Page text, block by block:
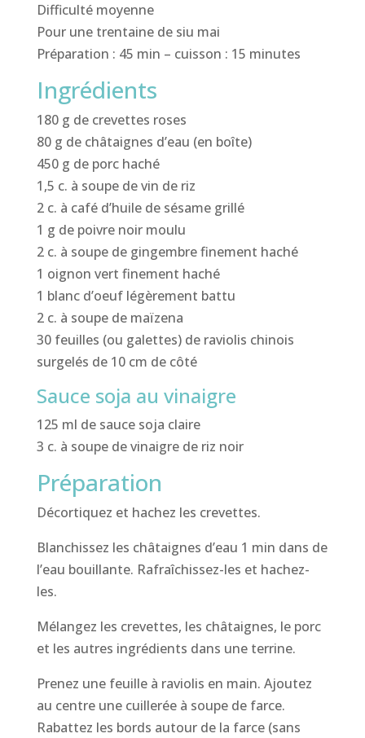
Difficulté moyenne
Pour une trentaine de siu mai
Préparation : 45 min – cuisson : 15 minutes
Ingrédients
180 g de crevettes roses
80 g de châtaignes d’eau (en boîte)
450 g de porc haché
1,5 c. à soupe de vin de riz
2 c. à café d’huile de sésame grillé
1 g de poivre noir moulu
2 c. à soupe de gingembre finement haché
1 oignon vert finement haché
1 blanc d’oeuf légèrement battu
2 c. à soupe de maïzena
30 feuilles (ou galettes) de raviolis chinois
surgelés de 10 cm de côté
Sauce soja au vinaigre
125 ml de sauce soja claire
3 c. à soupe de vinaigre de riz noir
Préparation
Décortiquez et hachez les crevettes.
Blanchissez les châtaignes d’eau 1 min dans de
l’eau bouillante. Rafraîchissez-les et hachez-
les.
Mélangez les crevettes, les châtaignes, le porc
et les autres ingrédients dans une terrine.
Prenez une feuille à raviolis en main. Ajoutez
au centre une cuillerée à soupe de farce.
Rabattez les bords autour de la farce (sans